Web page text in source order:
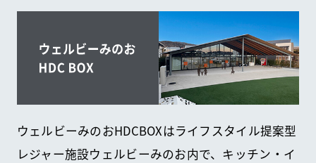
ウェルビーみのおHDCBOXはライフスタイル提案型
レジャー施設ウェルビーみのお内で、キッチン・イ